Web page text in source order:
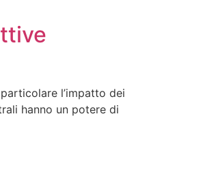
l’impatto dei
hanno un potere di